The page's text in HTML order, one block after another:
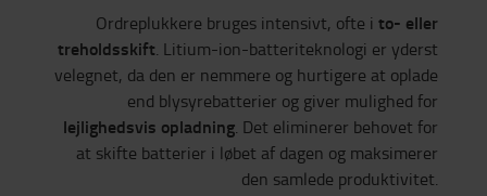
Ordreplukkere bruges intensivt, ofte i to- eller
treholdsskift. Litium-ion-batteriteknologi er yderst
velegnet, da den er nemmere og hurtigere at oplade
end blysyrebatterier og giver mulighed for
lejlighedsvis opladning. Det eliminerer behovet for
at skifte batterier i løbet af dagen og maksimerer
den samlede produktivitet.